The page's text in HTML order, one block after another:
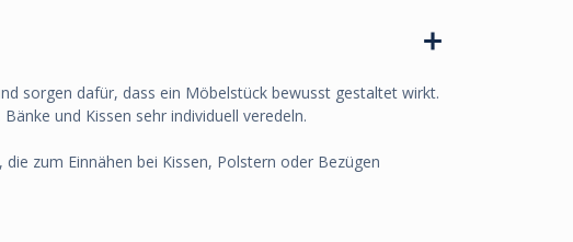
sorgen dafür, dass ein Möbelstück bewusst gestaltet wirkt.
und Kissen sehr individuell veredeln.
zum Einnähen bei Kissen, Polstern oder Bezügen